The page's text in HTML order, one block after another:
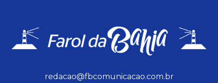
redacao@fbcomunicacao.com.br